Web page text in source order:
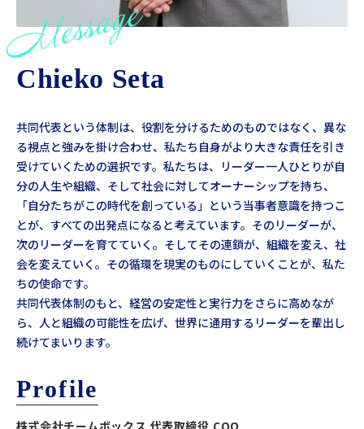
Chieko Seta
共同代表という体制は、役割を分けるためのものではなく、異な
る視点と強みを掛け合わせ、私たち自身がより大きな責任を引き
受けていくための選択です。私たちは、リーダー一人ひとりが自
分の人生や組織、そして社会に対してオーナーシップを持ち、
「自分たちがこの時代を創っている」という当事者意識を持つこ
とが、すべての出発点になると考えています。そのリーダーが、
次のリーダーを育てていく。そしてその連鎖が、組織を変え、社
会を変えていく。その循環を現実のものにしていくことが、私た
ちの使命です。
共同代表体制のもと、経営の安定性と実行力をさらに高めなが
ら、人と組織の可能性を広げ、世界に通用するリーダーを輩出し
続けてまいります。
Profile